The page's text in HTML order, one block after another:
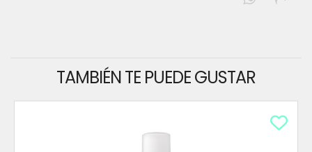
TAMBIÉN TE PUEDE GUSTAR